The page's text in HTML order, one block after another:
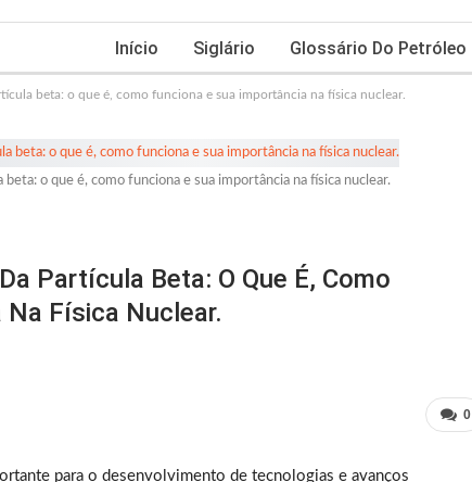
Início Siglário Glossário Do Petróleo
beta: o que é, como funciona e sua importância na física nuclear.
o que é, como funciona e sua importância na física nuclear.
Partícula Beta: O Que É, Como
Na Física Nuclear.
0
para o desenvolvimento de tecnologias e avanços